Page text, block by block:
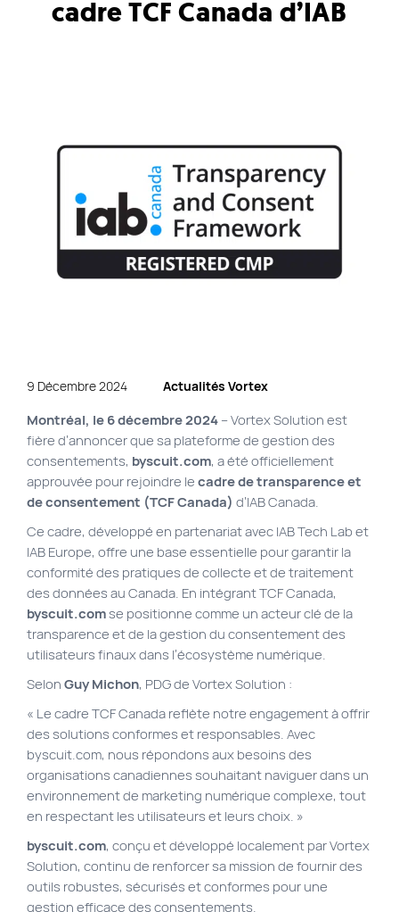
Blogue
Byscuit
Carrière
Commerce électronique
Experts WordPress
Nos services
Plan du site
Site Web municipal
Vie Privée
40 rue Jean-Talon E., Montreal
514 278-7575
cadre TCF Canada d’IAB
9 Décembre 2024 Actualités Vortex
Montréal, le 6 décembre 2024 – Vortex Solution est
fière d’annoncer que sa plateforme de gestion des
consentements, byscuit.com, a été officiellement
approuvée pour rejoindre le cadre de transparence et
de consentement (TCF Canada) d’IAB Canada.
Ce cadre, développé en partenariat avec IAB Tech Lab et
IAB Europe, offre une base essentielle pour garantir la
conformité des pratiques de collecte et de traitement
des données au Canada. En intégrant TCF Canada,
byscuit.comse positionne comme un acteur clé de la
transparence et de la gestion du consentement des
utilisateurs finaux dans l’écosystème numérique.
Selon Guy Michon, PDG de Vortex Solution :
« Le cadre TCF Canada reflète notre engagement à offrir
des solutions conformes et responsables. Avec
byscuit.com, nous répondons aux besoins des
organisations canadiennes souhaitant naviguer dans un
environnement de marketing numérique complexe, tout
en respectant les utilisateurs et leurs choix. »
byscuit.com, conçu et développé localement par Vortex
Solution, continu de renforcer sa mission de fournir des
outils robustes, sécurisés et conformes pour une
gestion efficace des consentements.